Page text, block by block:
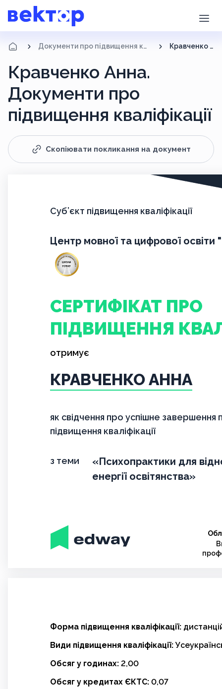
Документи про підвищення кваліфікації Кравченко Анна
Кравченко Анна.
Документи про
підвищення кваліфікації
Скопіювати покликання на документ
Суб’єкт підвищення кваліфікації
Центр мовної та цифрової освіти
СЕРТИФІКАТ ПРО
ПІДВИЩЕННЯ
отримує
КРАВЧЕНКО АННА
як свідчення про успішне завершення
підвищення кваліфікації
з теми
«Психопрактики для
енергії освітянства»
Форма підвищення кваліфікації:
Види підвищення кваліфікації:
Обсяг у годинах: 2,00
Обсяг у кредитах ЄКТС: 0,07